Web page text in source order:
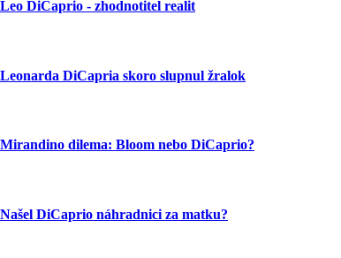
Leo DiCaprio - zhodnotitel realit
Leonarda DiCapria skoro slupnul žralok
Mirandino dilema: Bloom nebo DiCaprio?
Našel DiCaprio náhradnici za matku?